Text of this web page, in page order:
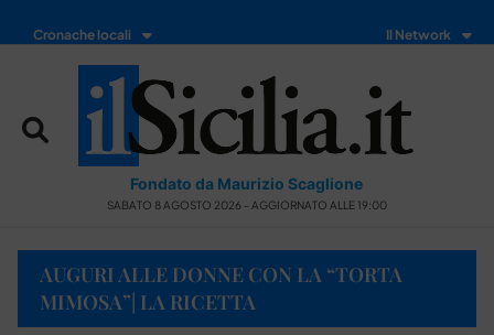
Cronache locali Il Network
Fondato da Maurizio Scaglione
SABATO 8 AGOSTO 2026 - AGGIORNATO ALLE 19:00
AUGURI ALLE DONNE CON LA “TORTA
MIMOSA”| LA RICETTA